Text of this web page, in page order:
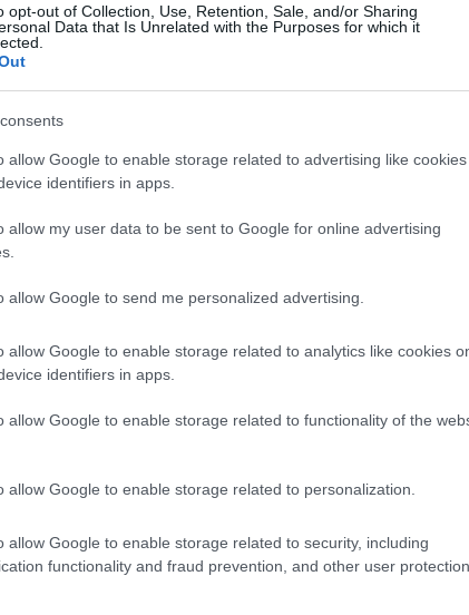
opt-out of Collection, Use, Retention, Sale, and/or Sharing
Data that Is Unrelated with the Purposes for which it
allow Google to enable storage related to advertising like cookies
identifiers in apps.
allow my user data to be sent to Google for online advertising
allow Google to send me personalized advertising.
allow Google to enable storage related to analytics like cookies
identifiers in apps.
allow Google to enable storage related to functionality of the
allow Google to enable storage related to personalization.
allow Google to enable storage related to security, including
functionality and fraud prevention, and other user protection.
periodu od 16.49 do 17.30 odvojio od
novosti".
mu je bilo potrebno da ubije suprugu, a
istrage koja se u Višem javnom
da je sa devet udaraca tupim
stoji kako je prvi udarac dobila u nogu, da
je i usmrćena.
naveo da su ga tokom šetnje sa kćerkom
biciklista i čovjek sa štapom.
kluba, koji su ih zaobišli kolima na nasipu
Jer njihovih izjava nema u spisima
Čeka se nalaz vještačenja baznih
treba da locira tačno mjesto sa kog je
bili ostali Marjanovići.